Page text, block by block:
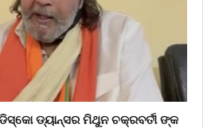
ଡ୍ୟାନ୍ସର ମିଥୁନ ଚକ୍ରବର୍ତୀ ଙ୍କ